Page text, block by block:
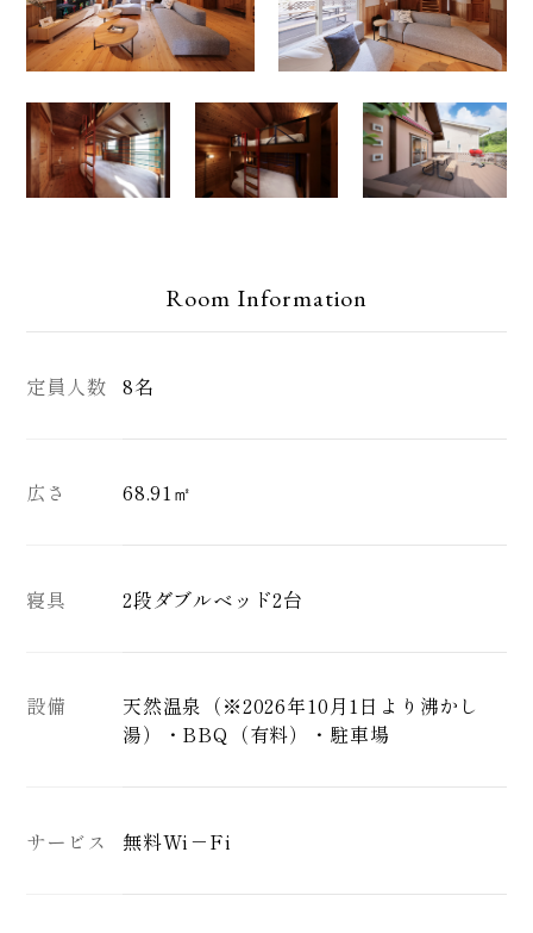
定員人数 8名
広さ 68.91㎡
寝具 2段ダブルベッド2台
設備 天然温泉 （※2026年10月1日より沸かし
湯）
・BBQ（有料）・駐車場
サービス 無料Wi－Fi